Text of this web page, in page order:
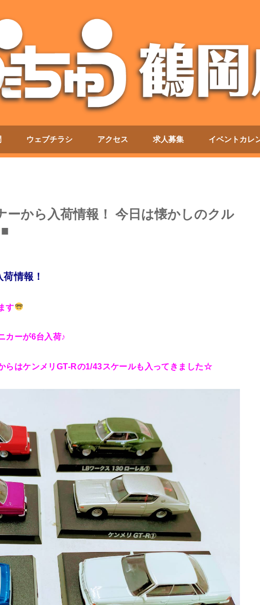
ウェブチラシ アクセス 求人募集 イベントカレ
ーから入荷情報！ 今日は懐かしのクル
■
情報！
す
カーが6台入荷♪
らはケンメリGT-Rの1/43スケールも入ってきました☆